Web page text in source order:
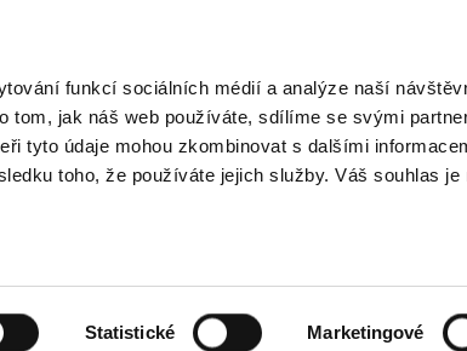
funkcí sociálních médií a analýze naší
tom, jak náš web používáte, sdílíme se svými
tyto údaje mohou zkombinovat s dalšími
toho, že používáte jejich služby. Váš souhlas je
Statistické Marketingové
Kariéra
O nás Naše služby
profesionály?